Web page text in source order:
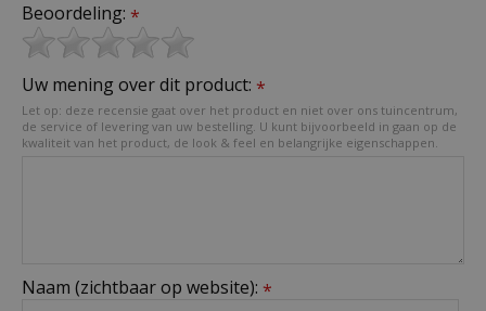
Beoordeling: *
Uw mening over dit product: *
Let op: deze recensie gaat over het product en niet over ons tuincentrum,
de service of levering van uw bestelling. U kunt bijvoorbeeld in gaan op de
kwaliteit van het product, de look & feel en belangrijke eigenschappen.
Naam (zichtbaar op website): *